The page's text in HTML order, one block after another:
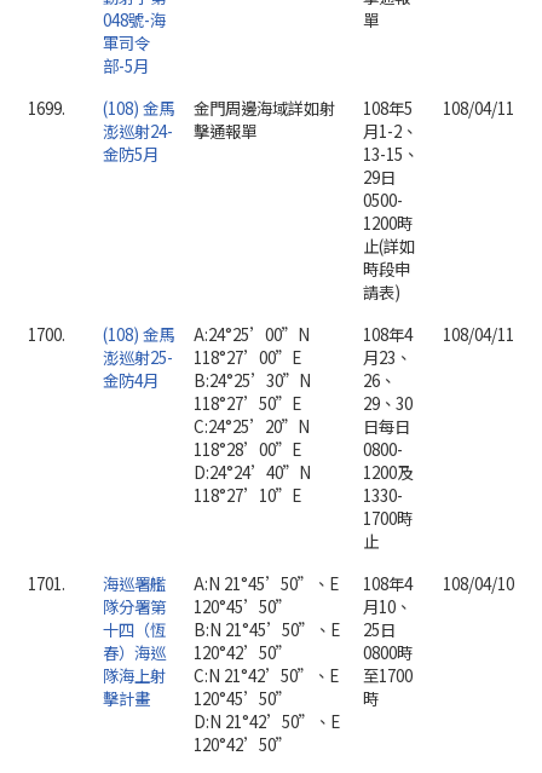
048號-海
軍司令
部-5月
單
1699.
(108) 金馬
澎巡射24-
金防5月
金門周邊海域詳如射
擊通報單
108年5
月1-2、
13-15、
29日
0500-
1200時
止(詳如
時段申
請表)
108/04/11
1700.
(108) 金馬
澎巡射25-
金防4月
A:24°25’00”N
118°27’00”E
B:24°25’30”N
118°27’50”E
C:24°25’20”N
118°28’00”E
D:24°24’40”N
118°27’10”E
108年4
月23、
26、
29、30
日每日
0800-
1200及
1330-
1700時
止
108/04/11
1701.
海巡署艦
隊分署第
十四（恆
春）海巡
隊海上射
擊計畫
A:N 21°45’50”、E
120°45’50”
B:N 21°45’50”、E
120°42’50”
C:N 21°42’50”、E
120°45’50”
D:N 21°42’50”、E
120°42’50”
108年4
月10、
25日
0800時
至1700
時
108/04/10